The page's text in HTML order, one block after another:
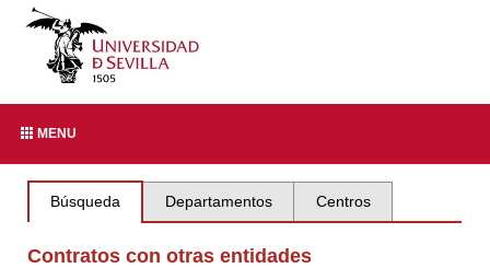
MENU
Búsqueda Departamentos Centros
Contratos con otras entidades